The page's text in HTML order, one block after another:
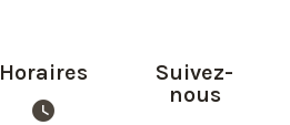
Horaires
watch_later
Suivez-
nous